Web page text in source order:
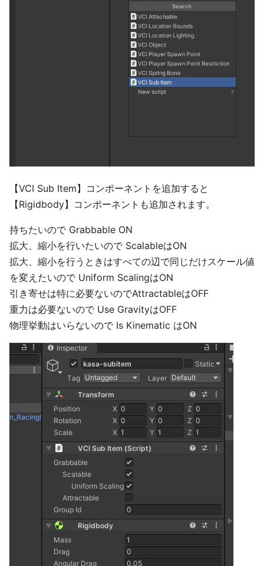
【VCI Sub Item】コンポーネントを追加すると
【Rigidbody】コンポーネントも追加されます。
持ちたいので Grabbable ON
拡大、縮小を行いたいので ScalableはON
拡大、縮小を行うときはすべての辺で同じだけスケール値
を変えたいので Uniform ScalingはON
引き寄せは特に必要ないのでAttractableはOFF
重力は必要ないので Use GravityはOFF
物理挙動はいらないので Is Kinematic はON